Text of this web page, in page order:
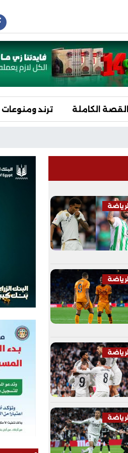
القصة الكاملة ترند ومنوعات
الرياضة
الرياضة
الرياضة
الرياضة